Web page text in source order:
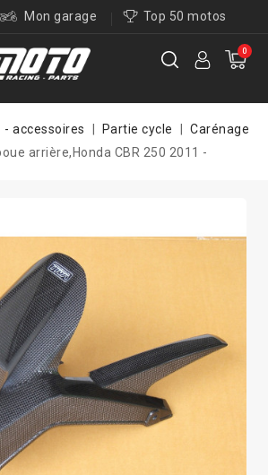
Mon garage Top 50 motos
0
- accessoires Partie cycle
Carénage
arrière,Honda CBR 250 2011 -